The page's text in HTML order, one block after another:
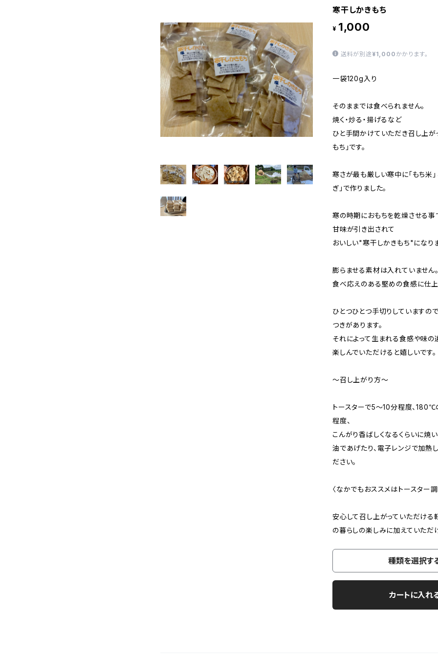
寒干しかきもち
¥ 1,000
送料が別途 ¥1,000 かかります。
一袋120g入り
そのままでは食べられません。
焼く・炒る・揚げるなど
ひと手間かけていただき召し上が
もち」です。
寒さが最も厳しい寒中に「もち米」
ぎ」で作りました。
寒の時期におもちを乾燥させる事
甘味が引き出されて
おいしい"寒干しかきもち"になり
膨らませる素材は入れていません
食べ応えのある堅めの食感に仕上
ひとつひとつ手切りしていますの
つきがあります。
それによって生まれる食感や味の
楽しんでいただけると嬉しいです。
〜召し上がり方〜
トースターで5〜10分程度、
程度、
こんがり香ばしくなるくらいに焼
油であげたり、電子レンジで加熱
ださい。
〈なかでもおススメはトースター調
安心して召し上がっていただける
の暮らしの楽しみに加えていただ
種類を選択す
カートに入れ